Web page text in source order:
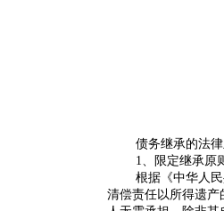
债务继承的法
1、限定继承原
根据《中华人
清偿责任以所得遗